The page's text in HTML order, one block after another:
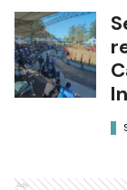
Ads